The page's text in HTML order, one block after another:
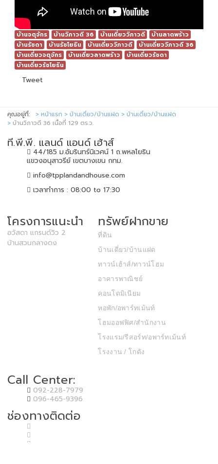
บ้านจตุจักร บ้านวิภาวดี 36 บ้านเดี่ยววิภาวดี
บ้านลาดพร้าว
บ้านรัชดา
บ้านรัชโยธิน บ้านเดี่ยววิภาวดี
บ้านเดี่ยววิภาวดี 36
บ้านเดี่ยวจตุจักร
บ้านเดี่ยวลาดพร้าว
บ้านเดี่ยวรัชดา
บ้านเดี่ยวรัชโยธิน
Tweet
คุณอยู่ที่: หน้าแรก บ้านเดี่ยว/บ้านแฝด
บ้านเดี่ยว/บ้านแฝด
บ้านวิภาวดี 36 เนื้อที่ 129 ตร.ว.
ที.พี.พี. แลนด์ แอนด์ เฮ้าส์
44/185 ม.อัมรินทร์นิเวศน์ 1 ถ.พหลโยธิน
แขวงอนุสาวรีย์ เขตบางเขน กทม.
info@tpplandandhouse.com
เวลาทำการ : 08:00 to 17:30
โครงการแนะนำ
อวัสดา แกรนด์วิว 2
บ้านสวนกลางดง
ทรัพย์ฝากขาย
ที่ดิน
บ้านเดี่ยว/บ้านแฝด
ทาวน์เฮ้าส์/ทาวน์โฮม
อาคารพาณิชย์
คอนโดมิเนียม
หอพัก/อพาร์ทเม้นท์
โฮมออฟฟิศ/สำนักงาน
โรงแรม/รีสอร์ท/อพาร์ทเม้นท์
โรงงาน / โกดัง
Call Center:
092-228-7979
096-465-9396
ช่องทางติดต่อ